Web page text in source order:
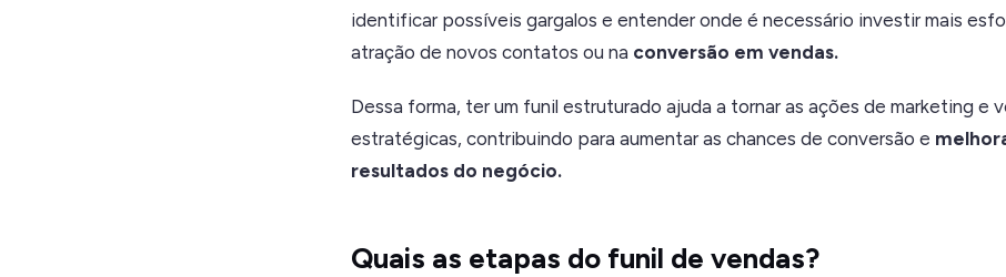
identificar possíveis gargalos e entender onde é necessário investir mais
atração de novos contatos ou na conversão em vendas.
Dessa forma, ter um funil estruturado ajuda a tornar as ações de marketing e
estratégicas, contribuindo para aumentar as chances de conversão e
resultados do negócio.
Quais as etapas do funil de vendas?